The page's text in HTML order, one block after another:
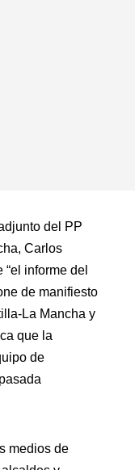
del PP
Carlos
informe del
de manifiesto
La Mancha y
que la
de
medios de